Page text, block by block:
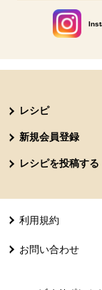
別
レシピ
新規会員登録
レシピを投稿する
利用規約
お問い合わせ